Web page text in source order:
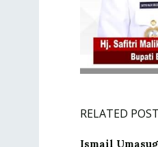
RELATED
Ismail